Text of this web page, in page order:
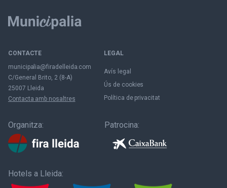
CONTACTE
municipalia@firadelleida.com
C/General Brito, 2 (8-A)
25007 Lleida
Contacta amb nosaltres
LEGAL
Avís legal
Ús de cookies
Política de privacitat
Organitza: Patrocina:
Hotels a Lleida: